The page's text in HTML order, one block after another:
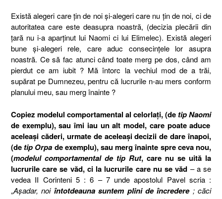
Există alegeri care ţin de noi şi-alegeri care nu ţin de noi, ci de
autoritatea care este deasupra noastră, (decizia plecării din
ţară nu i-a aparţinut lui Naomi ci lui Elimelec). Există alegeri
bune şi-alegeri rele, care aduc consecinţele lor asupra
noastră. Ce să fac atunci când toate merg pe dos, când am
pierdut ce am iubit ? Mă întorc la vechiul mod de a trăi,
supărat pe Dumnezeu, pentru că lucrurile n-au mers conform
planului meu, sau merg înainte ?
Copiez modelul comportamental al celorlaţi, (de tip Naomi
de exemplu), sau îmi iau un alt model, care poate aduce
aceleaşi căderi, urmate de aceleaşi decizii de dare înapoi,
(de tip Orpa de exemplu), sau merg înainte spre ceva nou,
(modelul comportamental de tip Rut, care nu se uită la
lucrurile care se văd, ci la lucrurile care nu se văd – a se
vedea II Corinteni 5 : 6 – 7 unde apostolul Pavel scria :
„Aşadar, noi întotdeauna suntem plini de încredere ; căci